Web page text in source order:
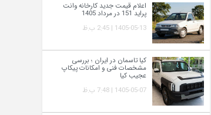
اعلام قیمت جدید کارخانه وانت
پراید 151 در مرداد 1405
1405-05-13 | 2:45 ب.ظ
کیا تاسمان در ایران ؛ بررسی
مشخصات فنی و امکانات پیکاپ
عجیب کیا
1405-05-07 | 7:48 ب.ظ